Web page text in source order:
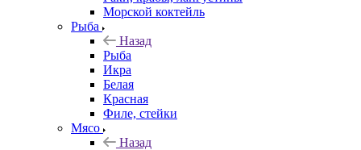
Морской коктейль
Рыба
Назад
Рыба
Икра
Белая
Красная
Филе, стейки
Мясо
Назад